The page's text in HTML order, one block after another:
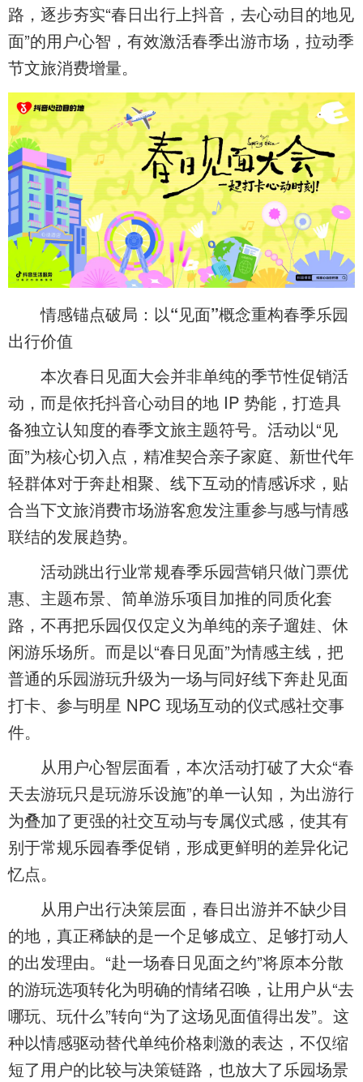
路，逐步夯实“春日出行上抖音，去心动目的地见
面”的用户心智，有效激活春季出游市场，拉动季
节文旅消费增量。
情感锚点破局：以“见面”概念重构春季乐园
出行价值
本次春日见面大会并非单纯的季节性促销活
动，而是依托抖音心动目的地 IP 势能，打造具
备独立认知度的春季文旅主题符号。活动以“见
面”为核心切入点，精准契合亲子家庭、新世代年
轻群体对于奔赴相聚、线下互动的情感诉求，贴
合当下文旅消费市场游客愈发注重参与感与情感
联结的发展趋势。
活动跳出行业常规春季乐园营销只做门票优
惠、主题布景、简单游乐项目加推的同质化套
路，不再把乐园仅仅定义为单纯的亲子遛娃、休
闲游乐场所。而是以“春日见面”为情感主线，把
普通的乐园游玩升级为一场与同好线下奔赴见面
打卡、参与明星 NPC 现场互动的仪式感社交事
件。
从用户心智层面看，本次活动打破了大众“春
天去游玩只是玩游乐设施”的单一认知，为出游行
为叠加了更强的社交互动与专属仪式感，使其有
别于常规乐园春季促销，形成更鲜明的差异化记
忆点。
从用户出行决策层面，春日出游并不缺少目
的地，真正稀缺的是一个足够成立、足够打动人
的出发理由。“赴一场春日见面之约”将原本分散
的游玩选项转化为明确的情绪召唤，让用户从“去
哪玩、玩什么”转向“为了这场见面值得出发”。这
种以情感驱动替代单纯价格刺激的表达，不仅缩
短了用户的比较与决策链路，也放大了乐园场景